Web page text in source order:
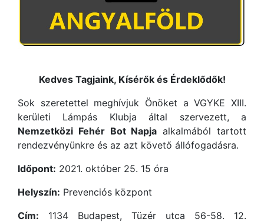
Kedves Tagjaink, Kísérők és Érdeklődők!
Sok szeretettel meghívjuk Önöket a VGYKE XIII.
kerületi Lámpás Klubja által szervezett, a
Nemzetközi Fehér Bot Napja alkalmából tartott
rendezvényünkre és az azt követő állófogadásra.
Időpont: 2021. október 25. 15 óra
Helyszín: Prevenciós központ
Cím: 1134 Budapest, Tüzér utca 56-58. 12.